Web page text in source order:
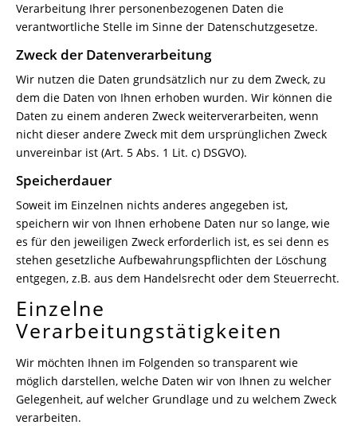
Verarbeitung Ihrer personenbezogenen Daten die
verantwortliche Stelle im Sinne der Datenschutzgesetze.
Zweck der Datenverarbeitung
Wir nutzen die Daten grundsätzlich nur zu dem Zweck, zu
dem die Daten von Ihnen erhoben wurden. Wir können die
Daten zu einem anderen Zweck weiterverarbeiten, wenn
nicht dieser andere Zweck mit dem ursprünglichen Zweck
unvereinbar ist (Art. 5 Abs. 1 Lit. c) DSGVO).
Speicherdauer
Soweit im Einzelnen nichts anderes angegeben ist,
speichern wir von Ihnen erhobene Daten nur so lange, wie
es für den jeweiligen Zweck erforderlich ist, es sei denn es
stehen gesetzliche Aufbewahrungspflichten der Löschung
entgegen, z.B. aus dem Handelsrecht oder dem Steuerrecht.
Einzelne
Verarbeitungstätigkeiten
Wir möchten Ihnen im Folgenden so transparent wie
möglich darstellen, welche Daten wir von Ihnen zu welcher
Gelegenheit, auf welcher Grundlage und zu welchem Zweck
verarbeiten.